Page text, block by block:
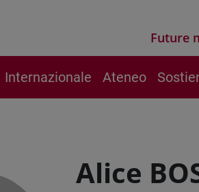
Future
Internazionale Ateneo
Alice